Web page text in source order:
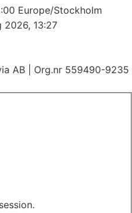
Europe/Stockholm
13:27
AB | Org.nr 559490-9235